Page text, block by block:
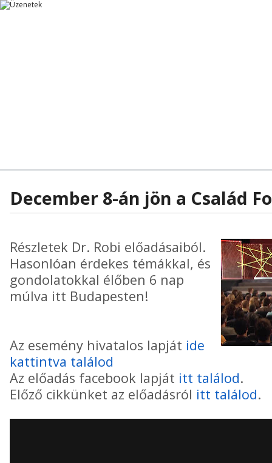
December 8-án jön a Család
Részletek Dr. Robi előadásaiból.
Hasonlóan érdekes témákkal, és
gondolatokkal élőben 6 nap
múlva itt Budapesten!
Az esemény hivatalos lapját ide
kattintva találod
Az előadás facebook lapját itt találod.
Előző cikkünket az előadásról itt találod.